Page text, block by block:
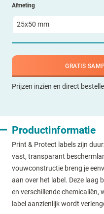
Afmeting
GRATIS
Prijzen inzien en direct
Productinformatie
Print & Protect labels zijn
vast, transparant
vouwconstructie breng je
aan over het label. Deze laag
en verschillende chemicaliën,
label aanzienlijk wordt